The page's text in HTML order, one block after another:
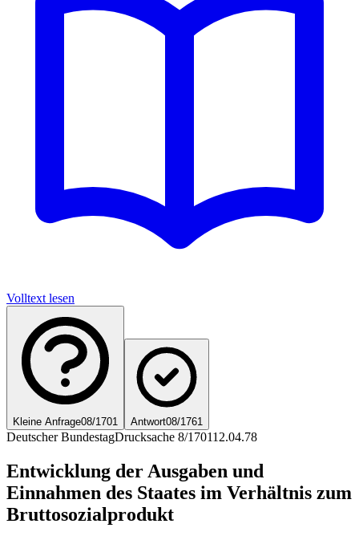
Volltext lesen
Kleine Anfrage08/1701 Antwort08/1761
Deutscher BundestagDrucksache 8/170112.04.78
Entwicklung der Ausgaben und
Einnahmen des Staates im Verhältnis zum
Bruttosozialprodukt